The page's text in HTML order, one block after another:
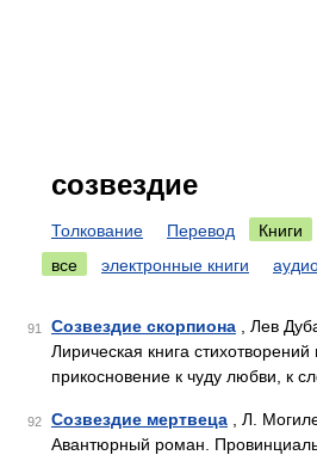
созвездие
Толкование Перевод
Книги
все
электронные книги
91 Созвездие скорпиона , Лев
Лирическая книга
прикосновение к чуду любви, к
92 Созвездие мертвеца , Л.
Авантюрный роман.